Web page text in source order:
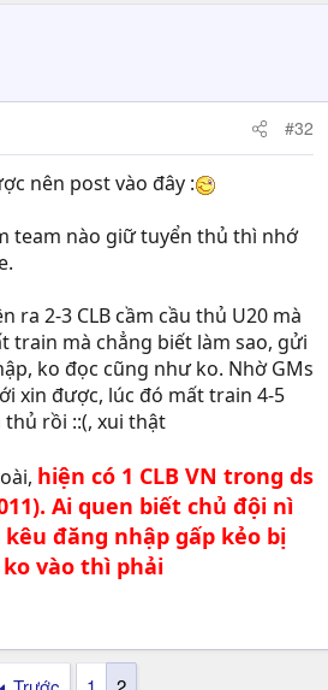
#32
nên post vào đây :
team nào giữ tuyển thủ thì nhớ
ra 2-3 CLB cầm cầu thủ U20 mà
train mà chẳng biết làm sao, gửi
ko đọc cũng như ko. Nhờ GMs
xin được, lúc đó mất train 4-5
rồi ::(, xui thật
hiện có 1 CLB VN trong ds
Ai quen biết chủ đội nì
đăng nhập gấp kẻo bị
vào thì phải